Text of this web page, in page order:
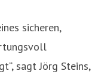
sicheren,
sagt Jörg Steins,